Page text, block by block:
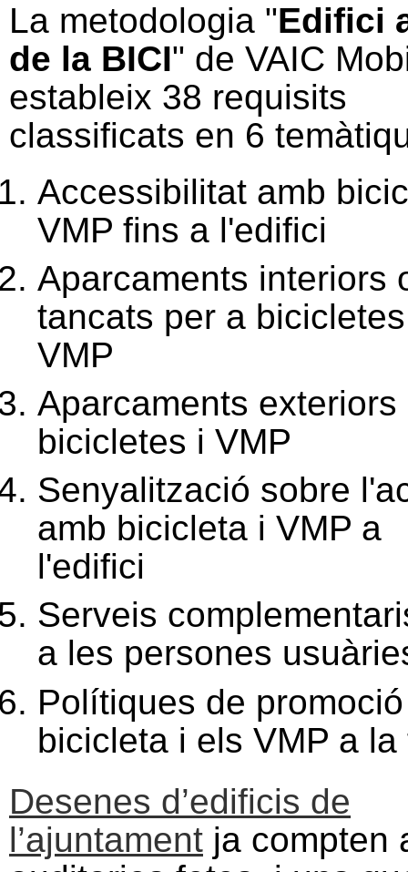
La metodologia "Edifici
de la BICI" de VAIC
estableix 38 requisits
classificats en 6
Accessibilitat amb
VMP fins a l'edifici
Aparcaments interiors
tancats per a
VMP
Aparcaments exteriors
bicicletes i VMP
Senyalització sobre
amb bicicleta i VMP a
l'edifici
Serveis
a les persones
Polítiques de
bicicleta i els VMP a la
Desenes d’edificis de
l’ajuntament ja compten